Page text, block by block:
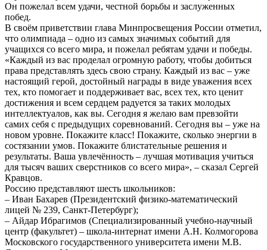
Он пожелал всем удачи, честной борьбы и заслуженных
побед.
В своём приветствии глава Минпросвещения России отметил,
что олимпиада – одно из самых значимых событий для
учащихся со всего мира, и пожелал ребятам удачи и победы.
«Каждый из вас проделал огромную работу, чтобы добиться
права представлять здесь свою страну. Каждый из вас – уже
настоящий герой, достойный награды в виде уважения всех
тех, кто помогает и поддерживает вас, всех тех, кто ценит
достижения и всем сердцем радуется за таких молодых
интеллектуалов, как вы. Сегодня я желаю вам превзойти
самих себя с предыдущих соревнований. Сегодня вы – уже на
новом уровне. Покажите класс! Покажите, сколько энергии в
состязании умов. Покажите блистательные решения и
результаты. Ваша увлечённость – лучшая мотивация учиться
для тысяч ваших сверстников со всего мира», – сказал Сергей
Кравцов.
Россию представляют шесть школьников:
– Иван Бахарев (Президентский физико-математический
лицей № 239, Санкт-Петербург);
– Айдар Ибрагимов (Специализированный учебно-научный
центр (факультет) – школа-интернат имени А.Н. Колмогорова
Московского государственного университета имени М.В.